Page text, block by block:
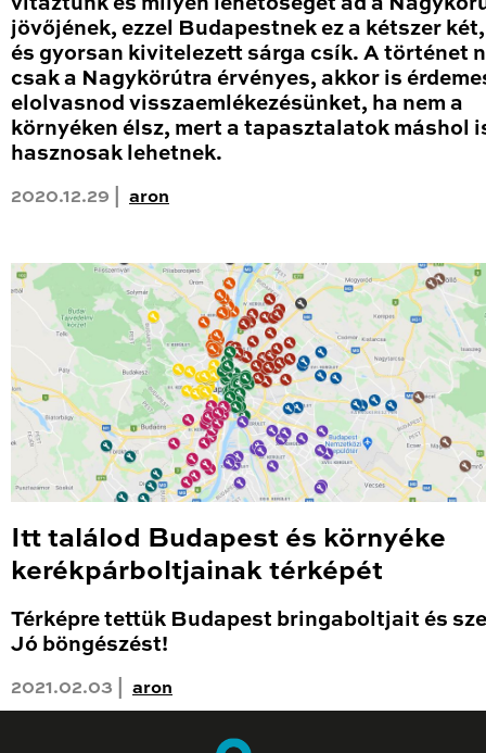
jövőjének, ezzel Budapestnek ez a kétszer
és gyorsan kivitelezett sárga csík. A történet
csak a Nagykörútra érvényes, akkor is
elolvasnod visszaemlékezésünket, ha nem a
környéken élsz, mert a tapasztalatok máshol
hasznosak lehetnek.
2020.12.29 | aron
Itt találod Budapest és környéke
kerékpárboltjainak térképét
Térképre tettük Budapest bringaboltjait és
Jó böngészést!
2021.02.03 | aron